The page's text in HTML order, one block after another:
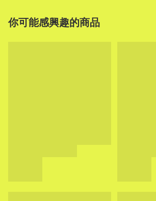
你可能感興趣的商品